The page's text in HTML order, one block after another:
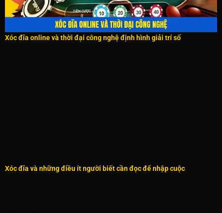
Xóc đĩa online và thời đại công nghệ định hình giải trí số
Xóc đĩa và những điều ít người biết cần đọc để nhập cuộc